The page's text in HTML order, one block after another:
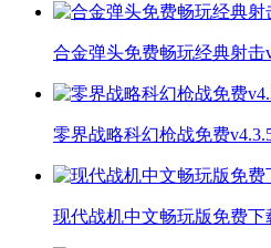
合金弹头免费畅玩经典射击
零界战略科幻枪战免费
现代战机中文畅玩版免费下